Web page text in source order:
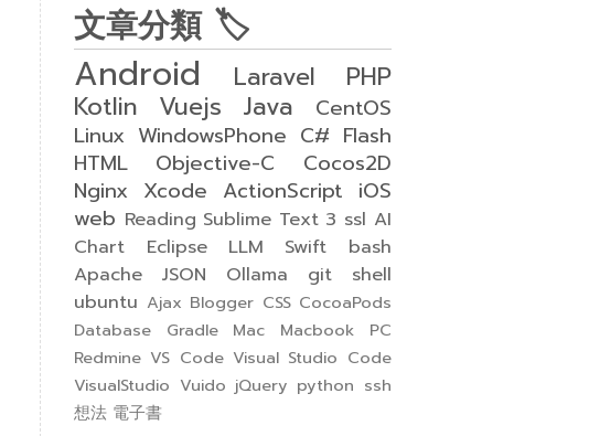
文章分類 🏷
Android
Laravel
PHP
Kotlin
Vuejs Java
CentOS
Linux WindowsPhone C# Flash
HTML
Objective-C
Cocos2D
Nginx Xcode ActionScript iOS
web Reading Sublime Text 3 ssl AI
Chart
Eclipse LLM Swift
bash
Apache
JSON Ollama git
shell
ubuntu Ajax Blogger CSS CocoaPods
Database
Gradle Mac Macbook
PC
Redmine VS Code Visual Studio Code
VisualStudio Vuido jQuery python ssh
想法 電子書